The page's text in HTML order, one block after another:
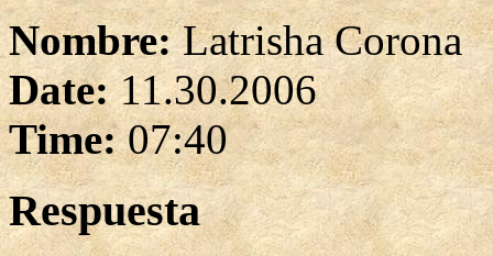
Nombre:Latrisha Corona
Date:11.30.2006
Time:07:40
Respuesta